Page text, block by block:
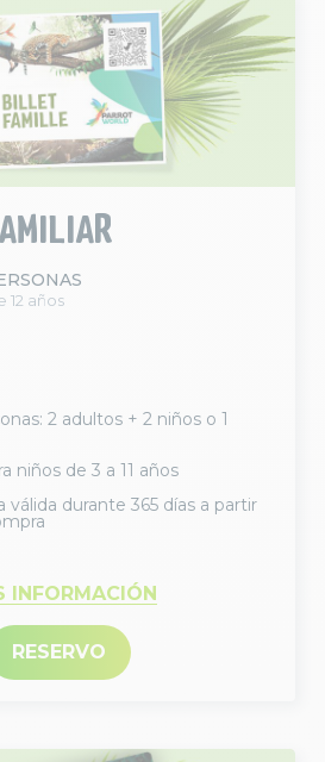
12 años
2 adultos + 2 niños o 1
niños de 3 a 11 años
válida durante 365 días a partir
INFORMACIÓN
RESERVO